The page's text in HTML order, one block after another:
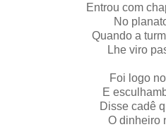
Entrou com
No
Quando a
Lhe viro
Foi logo
E
Disse cadê
O dinheiro